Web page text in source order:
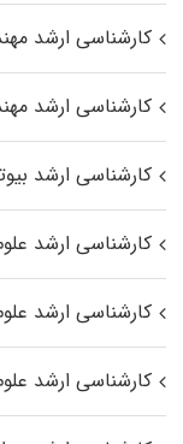
کارشناسی ارشد
کارشناسی ارشد
کارشناسی ارشد
کارشناسی ارشد
کارشناسی ارشد
کارشناسی ارشد